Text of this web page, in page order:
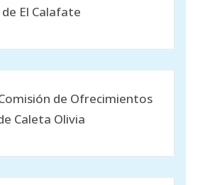
de El Calafate
de Ofrecimientos
Caleta Olivia